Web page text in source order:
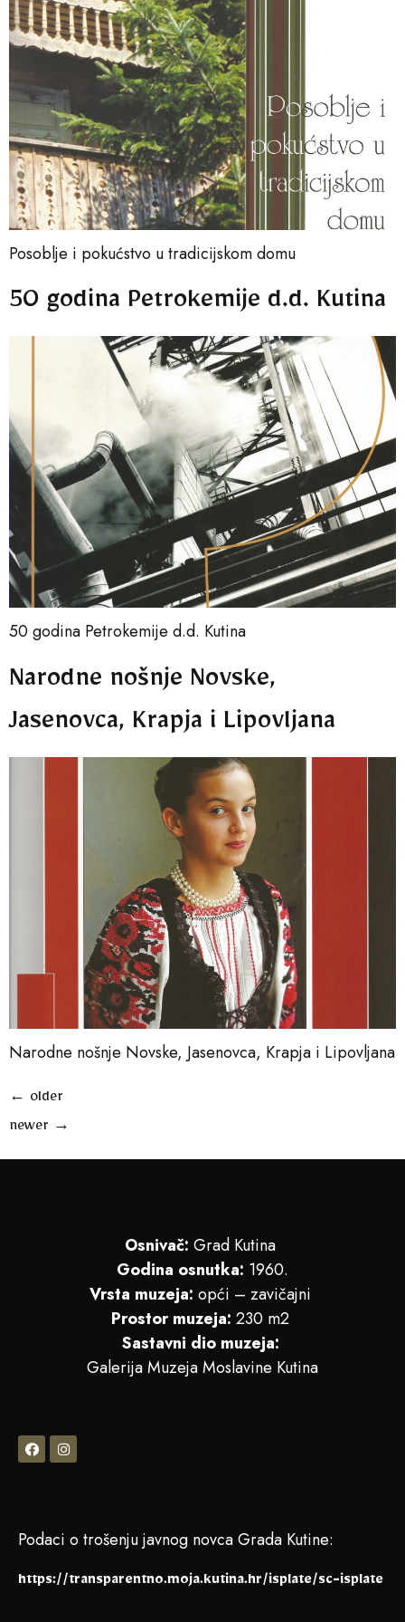
Posoblje i pokućstvo u tradicijskom domu
50 godina Petrokemije d.d. Kutina
50 godina Petrokemije d.d. Kutina
Narodne nošnje Novske,
Jasenovca, Krapja i Lipovljana
Narodne nošnje Novske, Jasenovca, Krapja i Lipovljana
← older
newer →
Osnivač: Grad Kutina
Godina osnutka: 1960.
Vrsta muzeja: opći – zavičajni
Prostor muzeja: 230 m2
Sastavni dio muzeja:
Galerija Muzeja Moslavine Kutina
Podaci o trošenju javnog novca Grada Kutine:
https://transparentno.moja.kutina.hr/isplate/sc-isplate